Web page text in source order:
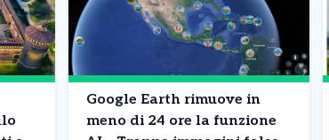
Google Earth rimuove in
meno di 24 ore la funzione